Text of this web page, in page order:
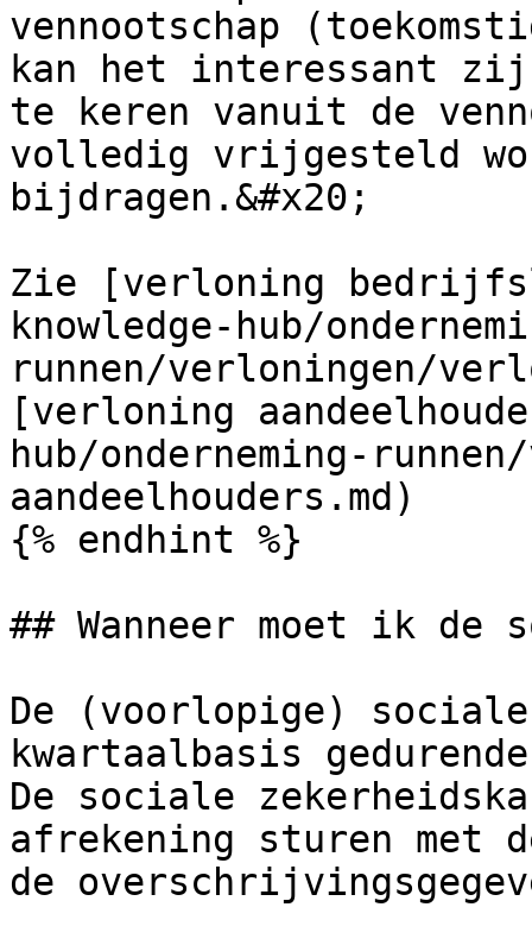
vennootschap
kan het interessant
te keren vanuit de
volledig vrijgesteld
bijdragen.&#x20;
Zie [verloning
knowledge-hub/
runnen/verloningen/
[verloning
hub/onderneming-
aandeelhouders.md)
{% endhint %}
## Wanneer moet ik
De (voorlopige)
kwartaalbasis
De sociale
afrekening sturen met
de